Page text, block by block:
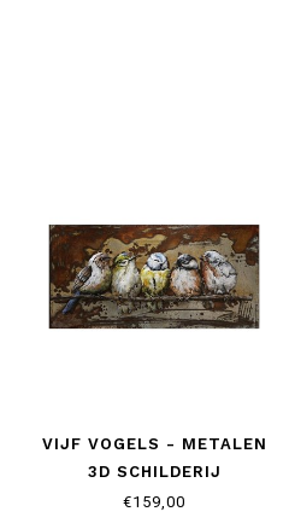
VIJF VOGELS - METALEN
3D SCHILDERIJ
€159,00